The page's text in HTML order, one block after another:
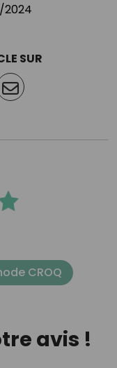
SUR
CROQ
avis !